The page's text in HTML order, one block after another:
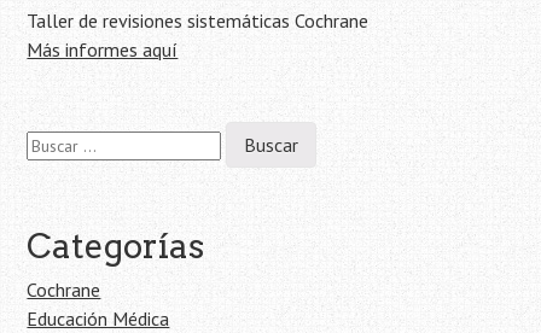
Taller de revisiones sistemáticas Cochrane
Más informes aquí
Buscar:
Categorías
Cochrane
Educación Médica